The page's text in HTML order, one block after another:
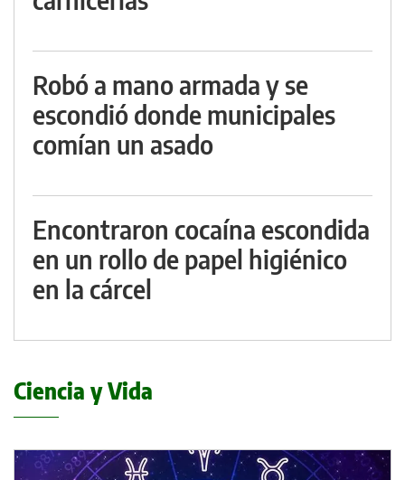
Robó a mano armada y se
escondió donde municipales
comían un asado
Encontraron cocaína escondida
en un rollo de papel higiénico
en la cárcel
Ciencia y Vida